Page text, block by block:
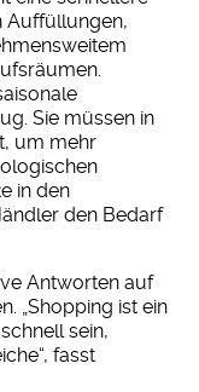
Auffüllungen,
Sie müssen in
um mehr
in den
den Bedarf
Antworten auf
„Shopping ist ein
sein,
fasst